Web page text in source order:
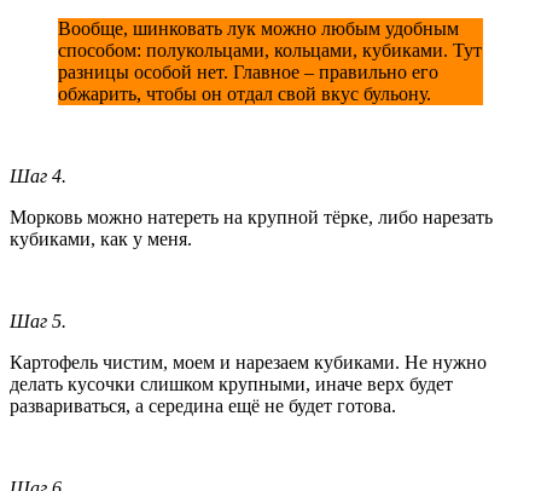
Вообще, шинковать лук можно любым удобным
способом: полукольцами, кольцами, кубиками. Тут
разницы особой нет. Главное – правильно его
обжарить, чтобы он отдал свой вкус бульону.
Шаг 4.
Морковь можно натереть на крупной тёрке, либо нарезать
кубиками, как у меня.
Шаг 5.
Картофель чистим, моем и нарезаем кубиками. Не нужно
делать кусочки слишком крупными, иначе верх будет
развариваться, а середина ещё не будет готова.